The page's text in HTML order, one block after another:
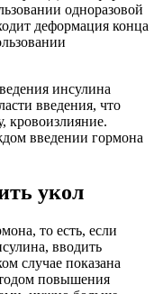
одноразовой
деформация конца
инсулина
введения, что
кровоизлияние.
введении гормона
укол
то есть, если
вводить
случае показана
повышения